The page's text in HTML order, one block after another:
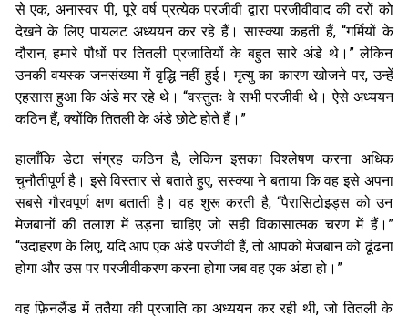
से एक, अनास्वर पी, पूरे वर्ष प्रत्येक परजीवी द्वारा परजीवीवाद की दरों को
देखने के लिए पायलट अध्ययन कर रहे हैं। सास्क्या कहती हैं, “गर्मियों के
दौरान, हमारे पौधों पर तितली प्रजातियों के बहुत सारे अंडे थे।” लेकिन
उनकी वयस्क जनसंख्या में वृद्धि नहीं हुई। मृत्यु का कारण खोजने पर, उन्हें
एहसास हुआ कि अंडे मर रहे थे। “वस्तुतः वे सभी परजीवी थे। ऐसे अध्ययन
कठिन हैं, क्योंकि तितली के अंडे छोटे होते हैं।”
हालाँकि डेटा संग्रह कठिन है, लेकिन इसका विश्लेषण करना अधिक
चुनौतीपूर्ण है। इसे विस्तार से बताते हुए, सस्क्या ने बताया कि वह इसे अपना
सबसे गौरवपूर्ण क्षण बताती है। वह शुरू करती है, “पैरासिटोइड्स को उन
मेजबानों की तलाश में उड़ना चाहिए जो सही विकासात्मक चरण में हैं।”
“उदाहरण के लिए, यदि आप एक अंडे परजीवी हैं, तो आपको मेजबान को ढूंढना
होगा और उस पर परजीवीकरण करना होगा जब वह एक अंडा हो।”
वह फ़िनलैंड में ततैया की प्रजाति का अध्ययन कर रही थी, जो तितली के